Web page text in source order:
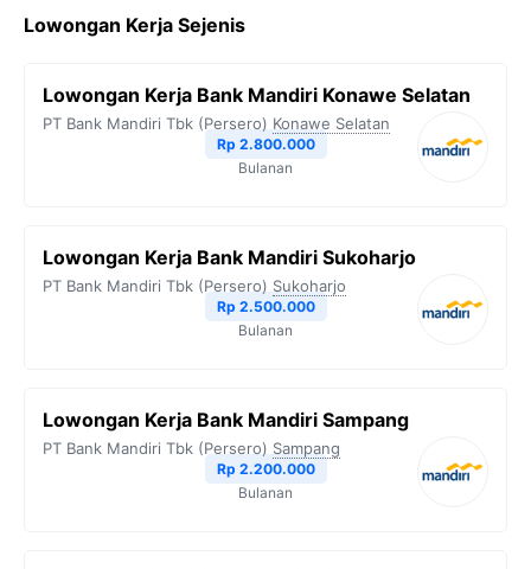
Lowongan Kerja Sejenis
Lowongan Kerja Bank Mandiri Konawe Selatan
PT Bank Mandiri Tbk (Persero) Konawe Selatan
Rp 2.800.000
Bulanan
Lowongan Kerja Bank Mandiri Sukoharjo
PT Bank Mandiri Tbk (Persero) Sukoharjo
Rp 2.500.000
Bulanan
Lowongan Kerja Bank Mandiri Sampang
PT Bank Mandiri Tbk (Persero) Sampang
Rp 2.200.000
Bulanan